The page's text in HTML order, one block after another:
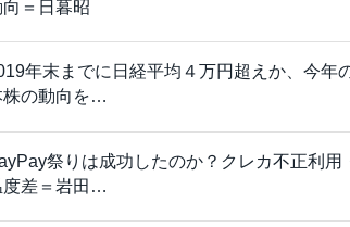
向＝日暮昭
年末までに日経平均４万円超えか、今年
株の動向を…
祭りは成功したのか？クレカ不正利
度差＝岩田…